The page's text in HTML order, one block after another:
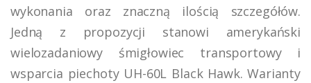
wykonania oraz znaczną ilością szczegółów.
Jedną z propozycji stanowi amerykański
wielozadaniowy śmigłowiec transportowy i
wsparcia piechoty UH-60L Black Hawk. Warianty